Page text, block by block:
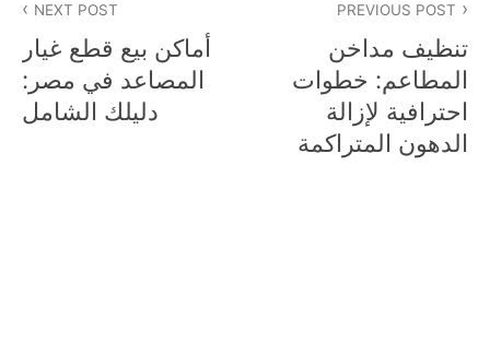
المقالات
PREVIOUS POST
تنظيف مداخن
المطاعم: خطوات
احترافية لإزالة
الدهون المتراكمة
NEXT POST
أماكن بيع قطع غيار
المصاعد في مصر:
دليلك الشامل